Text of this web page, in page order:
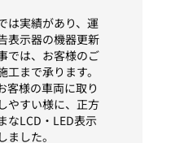
は実績があり、運
表示器の機器更新
では、お客様のご
まで承ります。
客様の車両に取り
やすい様に、正方
なLCD・LED表示
した。